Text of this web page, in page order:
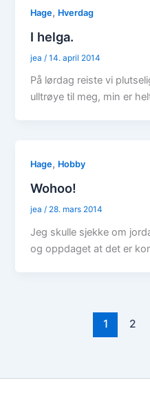
Hage, Hverdag
I helga.
jea /14. april 2014
På lørdag reiste vi
ulltrøye til meg, min er
Hage, Hobby
Wohoo!
jea/ 28. mars 2014
Jeg skulle sjekke om
og oppdaget at det er
1 2